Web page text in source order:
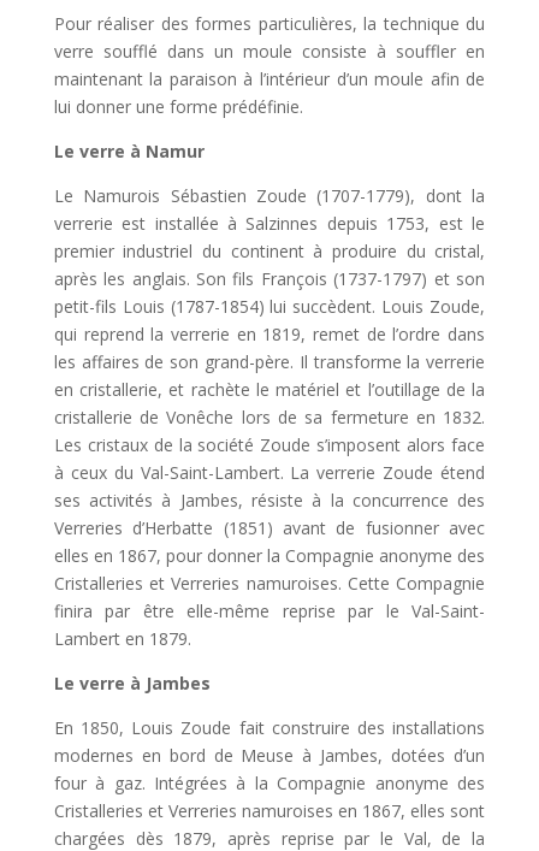
Pour réaliser des formes particulières, la technique du
verre soufflé dans un moule consiste à souffler en
maintenant la paraison à l’intérieur d’un moule afin de
lui donner une forme prédéfinie.
Le verre à Namur
Le Namurois Sébastien Zoude (1707-1779), dont la
verrerie est installée à Salzinnes depuis 1753, est le
premier industriel du continent à produire du cristal,
après les anglais. Son fils François (1737-1797) et son
petit-fils Louis (1787-1854) lui succèdent. Louis Zoude,
qui reprend la verrerie en 1819, remet de l’ordre dans
les affaires de son grand-père. Il transforme la verrerie
en cristallerie, et rachète le matériel et l’outillage de la
cristallerie de Vonêche lors de sa fermeture en 1832.
Les cristaux de la société Zoude s’imposent alors face
à ceux du Val-Saint-Lambert. La verrerie Zoude étend
ses activités à Jambes, résiste à la concurrence des
Verreries d’Herbatte (1851) avant de fusionner avec
elles en 1867, pour donner la Compagnie anonyme des
Cristalleries et Verreries namuroises. Cette Compagnie
finira par être elle-même reprise par le Val-Saint-
Lambert en 1879.
Le verre à Jambes
En 1850, Louis Zoude fait construire des installations
modernes en bord de Meuse à Jambes, dotées d’un
four à gaz. Intégrées à la Compagnie anonyme des
Cristalleries et Verreries namuroises en 1867, elles sont
chargées dès 1879, après reprise par le Val, de la